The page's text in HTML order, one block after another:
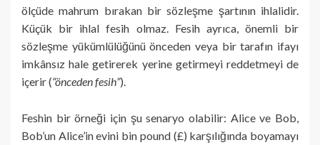
ölçüde mahrum bırakan bir sözleşme şartının ihlalidir.
Küçük bir ihlal fesih olmaz. Fesih ayrıca, önemli bir
sözleşme yükümlülüğünü önceden veya bir tarafın ifayı
imkânsız hale getirerek yerine getirmeyi reddetmeyi de
içerir (“önceden fesih”).
Feshin bir örneği için şu senaryo olabilir: Alice ve Bob,
Bob’un Alice’in evini bin pound (£) karşılığında boyamayı